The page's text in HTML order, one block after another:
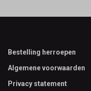
Footer
Bestelling herroepen
Algemene voorwaarden
Privacy statement